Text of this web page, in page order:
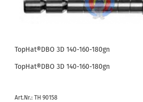
To­pHat®DBO 3D 140-​160-​180gn
To­pHat®DBO 3D 140-​160-180gn
Art.Nr.: TH 90158